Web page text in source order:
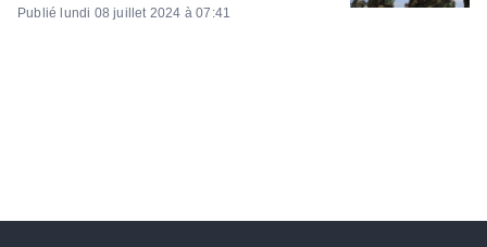
Publié lundi 08 juillet 2024 à 07:41